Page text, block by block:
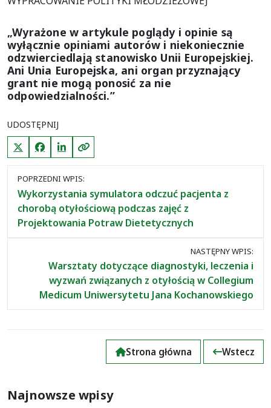
„Wyrażone w artykule poglądy i opinie są
wyłącznie opiniami autorów i niekoniecznie
odzwierciedlają stanowisko Unii Europejskiej.
Ani Unia Europejska, ani organ przyznający
grant nie mogą ponosić za nie
odpowiedzialności.”
UDOSTĘPNIJ
X (Twitter)FacebookLinkedInKopiuj link
Nawigacja
między
wpisami
POPRZEDNI WPIS:
Wykorzystania symulatora odczuć pacjenta z
chorobą otyłościową podczas zajęć z
Projektowania Potraw Dietetycznych
NASTĘPNY WPIS:
Warsztaty dotyczące diagnostyki, leczenia i
wyzwań związanych z otyłością w Collegium
Medicum Uniwersytetu Jana Kochanowskiego
Strona główna Wstecz
Najnowsze wpisy